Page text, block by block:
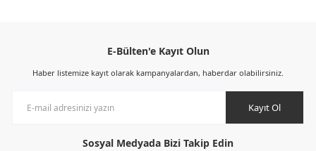
E-Bülten'e Kayıt Olun
Haber listemize kayıt olarak kampanyalardan, haberdar olabilirsiniz.
Kayıt Ol
Sosyal Medyada Bizi Takip Edin